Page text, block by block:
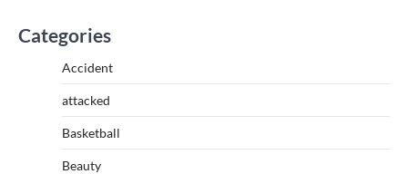
Categories
Accident
attacked
Basketball
Beauty